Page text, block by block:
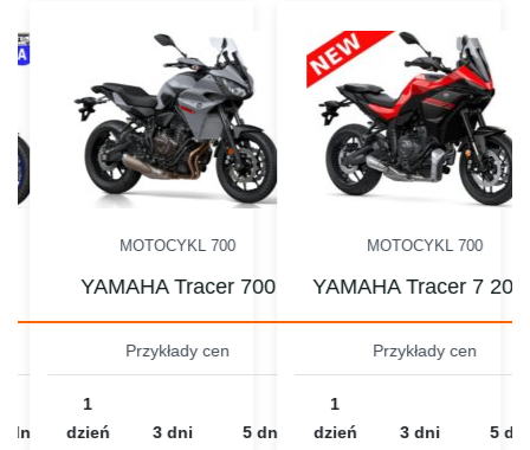
dni
MOTOCYKL 700
YAMAHA Tracer 700
Przykłady cen
1
dzień
3 dni 5 dni
MOTOCYKL 700
YAMAHA Tracer 7
Przykłady cen
1
dzień
3 dni 5 dni